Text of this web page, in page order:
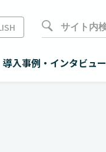
導入事例・インタビュー